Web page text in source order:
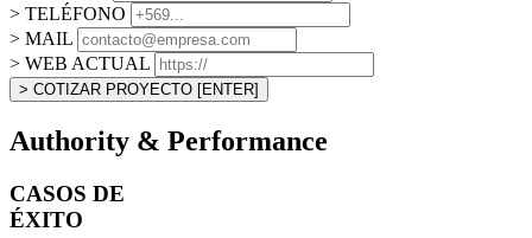
> TELÉFONO
> MAIL
> WEB ACTUAL
> COTIZAR PROYECTO [ENTER]
Authority & Performance
CASOS DE
ÉXITO